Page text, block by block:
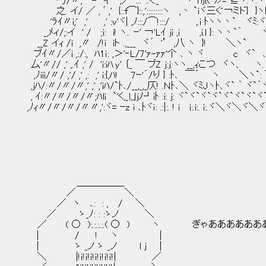
之. イ/ ／ , ﾞ ,' {::f⌒}::,':::::::::ヽ ,丶 `iヾ三ぐ￢ミド} }ヽ
'ﾗｲ〃i;' ,' ,' :v'ヾ| ,ﾉ:::/⌒!:::/ ,.i ﾄヽヽ丶` ヾﾐ:
_,ﾒィ/;:イ ' / ;i: i! ヽ.. ｰ' ￢'Lｲ ji ,i ,i.l }: ヽ丶`｀ ヾ
__Z イｨ /i ,〃 /!i iト .,___ ヾ´ '’ ,八 ヽ }! ＼ヽ`
ブｲ〃/／i ,:/:, ﾊ1ｉ: ,＞'‐L/7'ｧ-ｧｧ'个 ､ ヽ ヾ c ヾ` ､
厶'〃// ,' ,.ｲ ,' / 'i:iﾊ.y' ｛_ ￣ ブZ j:j:ヽヽ__,ｨこつ ヾヽ、
,ﾉiii/〃/ ,'/ ,' ,: ,' i:{,ﾊ! 7ｰ'´/り } :ﾄ､ ￣´ ヽ ＼ヽ`:
,jﾊ/:〃/〃/〃,' ,' ,'iﾊ/`ﾄ､/__,_,_仄! .Ｎﾄ､＼ ヾﾐJヽﾄ､ヾ` ｀ ヾ`｀ヾ`
, ｲ:〃/〃/〃/〃;ﾊli `'く,_l,｣jﾉ┘iﾄ :i: j: ヾ`ヾ`ヾ`ヾ`ヾ`ヾ`ヾ`ヾ`
,ﾉｨ〃/〃/〃/〃〃,':ヾ= ｰz i ､ﾄヾｉ: .:|:. ! i i:.i:. i:.ヾ＼ヾ＼ヾ＼ヾ
／ ＼
／ ヽ ､: : , / ＼
／ ゝ_ﾉ: : :ゝノ ＼
／ ( ○ ):.:.:.:.( ○ ) ヽ ぎゃああああああああ
| / ! ヽ |
| ゝ _ノ ゝ _ノ l j |
＼ |!ｉ!ｉ!ｉ!ｉ!ｉ!ｉ!ｉ!| ／